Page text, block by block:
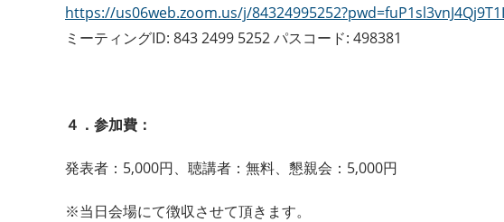
https://us06web.zoom.us/j/
ミーティングID: 843 2499 5252 パスコード: 498381
４．参加費：
発表者：5,000円、聴講者：無料、懇親会：5,000円
※当日会場にて徴収させて頂きます。